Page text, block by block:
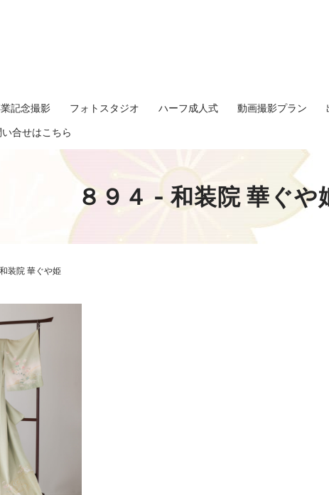
記念撮影 フォトスタジオ ハーフ成人式 動画撮影プラン
い合せはこちら
８９４ - 和装院 華ぐや
装院 華ぐや姫